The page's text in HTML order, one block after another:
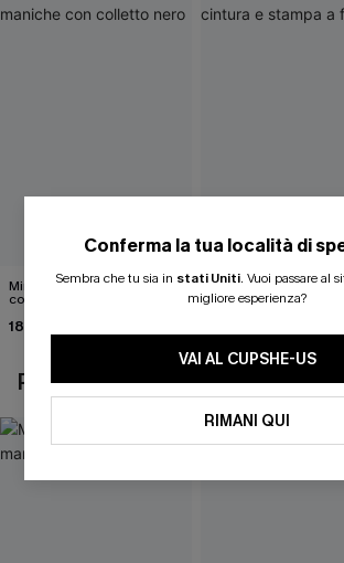
Mini abito senza maniche
con colletto nero
18,90 €
Abito monospalla con
cintura e stampa a
POTREBBE INTERESSARTI
Conferma la tua località di
Sembra che tu sia in stati Uniti. Vuoi passare al
migliore esperienza?
VAI AL CUPSHE-US
RIMANI QUI